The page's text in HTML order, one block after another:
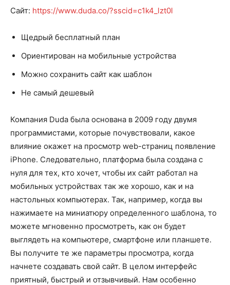
Сайт: https://www.duda.co/?sscid=c1k4_lzt0l
Щедрый бесплатный план
Ориентирован на мобильные устройства
Можно сохранить сайт как шаблон
Не самый дешевый
Компания Duda была основана в 2009 году двумя
программистами, которые почувствовали, какое
влияние окажет на просмотр web-страниц появление
iPhone. Следовательно, платформа была создана с
нуля для тех, кто хочет, чтобы их сайт работал на
мобильных устройствах так же хорошо, как и на
настольных компьютерах. Так, например, когда вы
нажимаете на миниатюру определенного шаблона, то
можете мгновенно просмотреть, как он будет
выглядеть на компьютере, смартфоне или планшете.
Вы получите те же параметры просмотра, когда
начнете создавать свой сайт. В целом интерфейс
приятный, быстрый и отзывчивый. Нам особенно